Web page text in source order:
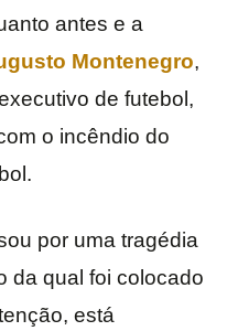
antes e a
Montenegro,
de futebol,
o incêndio do
por uma tragédia
da qual foi colocado
está